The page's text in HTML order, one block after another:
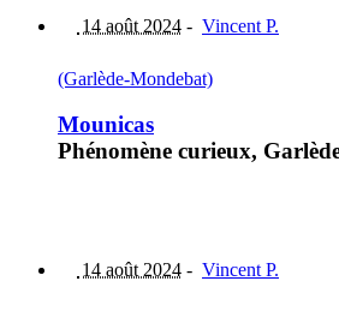
14 août 2024 - Vincent P.
(Garlède-Mondebat)
Mounicas
Phénomène curieux,
14 août 2024 - Vincent P.